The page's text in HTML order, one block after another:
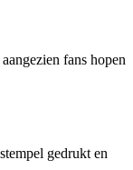
fans hopen
gedrukt en